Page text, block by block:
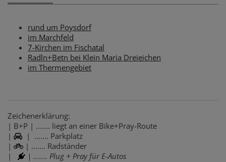
rund um Poysdorf
im Marchfeld
7-Kirchen im Fischatal
Radln+Betn bei Klein Maria Dreieichen
im Thermengebiet
Zeichenerklärung:
| B+P | ....... liegt an einer Bike+Pray-Route
|
| ....... Parkplatz
|
| ....... Radständer
|
| ....... Plug + Pray für E-Autos